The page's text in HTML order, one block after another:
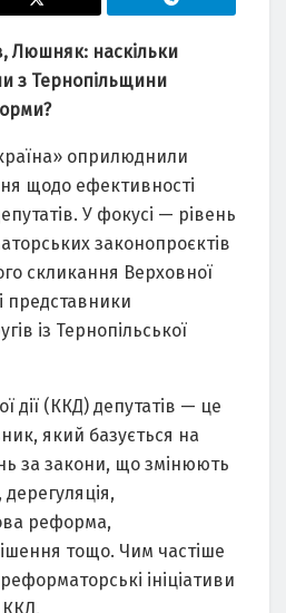
Люшняк: наскільки
з Тернопільщини
оприлюднили
щодо ефективності
У фокусі — рівень
законопроєктів
скликання Верховної
представники
із Тернопільської
дії (ККД) депутатів — це
який базується на
за закони, що змінюють
дерегуляція,
реформа,
тощо. Чим частіше
ініціативи